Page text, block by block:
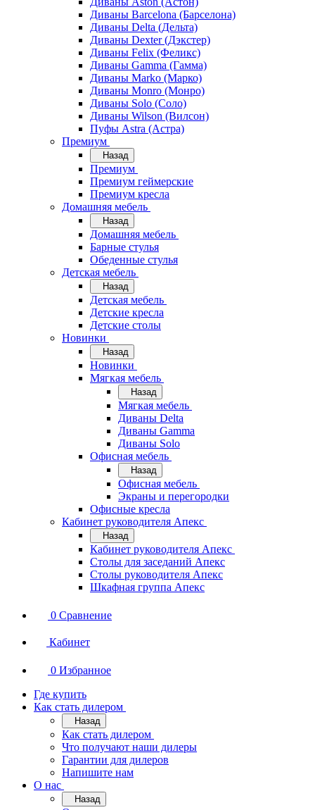
Диваны Barcelona (Барселона)
Диваны Delta (Дельта)
Диваны Dexter (Дэкстер)
Диваны Felix (Феликс)
Диваны Gamma (Гамма)
Диваны Marko (Марко)
Диваны Monro (Монро)
Диваны Solo (Соло)
Диваны Wilson (Вилсон)
Пуфы Astra (Астра)
Премиум
Назад
Премиум
Премиум геймерские
Премиум кресла
Домашняя мебель
Назад
Домашняя мебель
Барные стулья
Обеденные стулья
Детская мебель
Назад
Детская мебель
Детские кресла
Детские столы
Новинки
Назад
Новинки
Мягкая мебель
Назад
Мягкая мебель
Диваны Delta
Диваны Gamma
Диваны Solo
Офисная мебель
Назад
Офисная мебель
Экраны и перегородки
Офисные кресла
Кабинет руководителя Апекс
Назад
Кабинет руководителя Апекс
Столы для заседаний Апекс
Столы руководителя Апекс
Шкафная группа Апекс
0 Сравнение
Кабинет
0 Избранное
Где купить
Как стать дилером
Назад
Как стать дилером
Что получают наши дилеры
Гарантии для дилеров
Напишите нам
О нас
Назад